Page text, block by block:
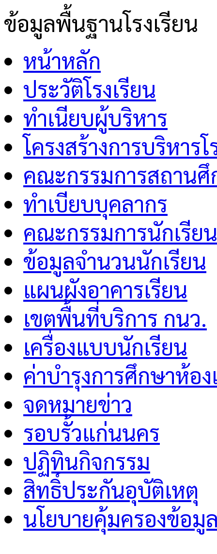
ข้อมูลพื้นฐานโรงเรียน
หน้าหลัก
ประวัติโรงเรียน
ทำเนียบผู้บริหาร
โครงสร้างการบริหารโ
คณะกรรมการสถาน
ทำเบียบบุคลากร
คณะกรรมการนักเรียน
ข้อมูลจำนวนนักเรียน
แผนผังอาคารเรียน
เขตพื้นที่บริการ กนว.
เครื่องแบบนักเรียน
ค่าบำรุงการศึกษาห้อ
จดหมายข่าว
รอบรั้วแก่นนคร
ปฏิทินกิจกรรม
สิทธิ์ประกันอุบัติเหตุ
นโยบายคุ้มครองข้อ